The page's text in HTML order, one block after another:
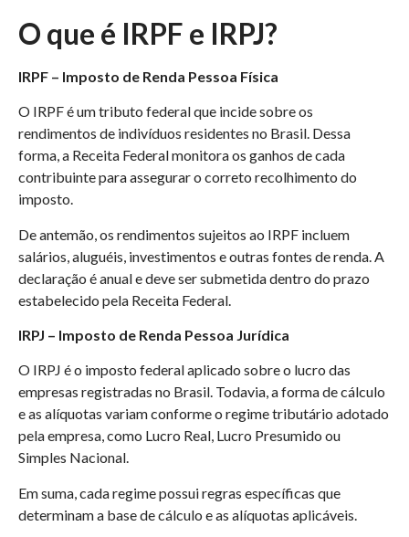
O que é IRPF e IRPJ?
IRPF – Imposto de Renda Pessoa Física
O IRPF é um tributo federal que incide sobre os
rendimentos de indivíduos residentes no Brasil. Dessa
forma, a Receita Federal monitora os ganhos de cada
contribuinte para assegurar o correto recolhimento do
imposto.
De antemão, os rendimentos sujeitos ao IRPF incluem
salários, aluguéis, investimentos e outras fontes de renda. A
declaração é anual e deve ser submetida dentro do prazo
estabelecido pela Receita Federal.​
IRPJ – Imposto de Renda Pessoa Jurídica
O IRPJ é o imposto federal aplicado sobre o lucro das
empresas registradas no Brasil. Todavia, a forma de cálculo
e as alíquotas variam conforme o regime tributário adotado
pela empresa, como Lucro Real, Lucro Presumido ou
Simples Nacional.
Em suma, cada regime possui regras específicas que
determinam a base de cálculo e as alíquotas aplicáveis.